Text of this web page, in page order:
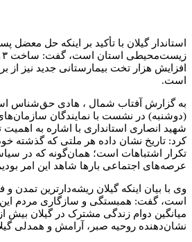
استاندار گیلان با تأکید بر اینکه حل معضل
افزایش هزار تخت بیمارستانی جدید نیز از
است.
به گزارش آفتاب شمال ، هادی حق‌شناس
(دوشنبه) در نشست با نمایندگان
شهید انصاری استانداری با اشاره به اهمیت
کرد: تاریخ نشان داده هر ملتی که گذشته
تکرار اشتباهات است؛ همان‌گونه که در
عرصه‌های اجتماعی بارها شاهد این امر
وی با بیان اینکه گیلان ریشه‌دارترین تمدن و
است، گفت: همبستگی و سازگاری مردم
میانگین دوام زندگی مشترک در گیلان بیش
نشان‌دهنده روحیه صبر، آرامش و همدلی